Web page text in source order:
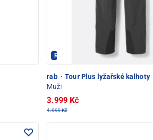
Rab - PEC POD SNĚŽKOU
rab · Tour Plus lyžařské kalhoty
Muži
3.999 Kč
4.999 Kč